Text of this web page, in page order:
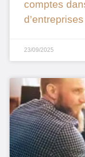
comptes
d’entreprises
23/09/2025